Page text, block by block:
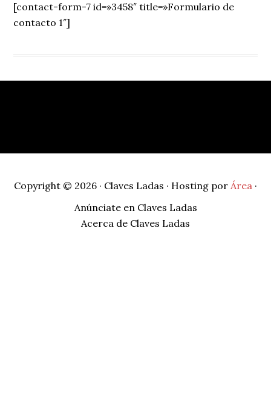
Sidebar
[contact-form-7 id=»3458″ title=»Formulario de
contacto 1″]
Copyright © 2026 · Claves Ladas · Hosting por Área ·
Anúnciate en Claves Ladas
Acerca de Claves Ladas